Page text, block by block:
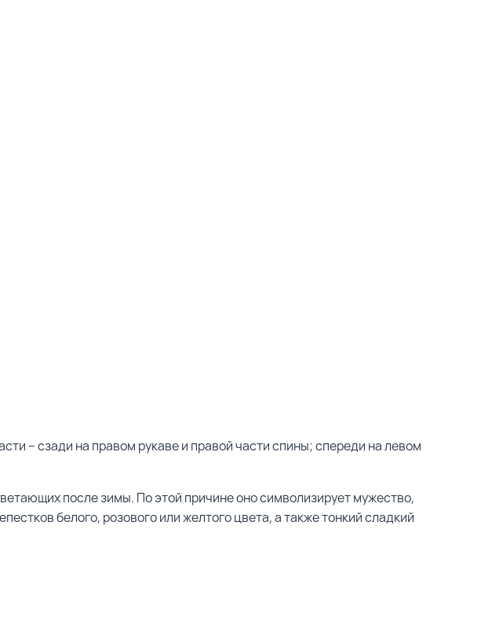
– сзади на правом рукаве и правой части спины; спереди на левом
после зимы. По этой причине оно символизирует мужество,
белого, розового или желтого цвета, а также тонкий сладкий